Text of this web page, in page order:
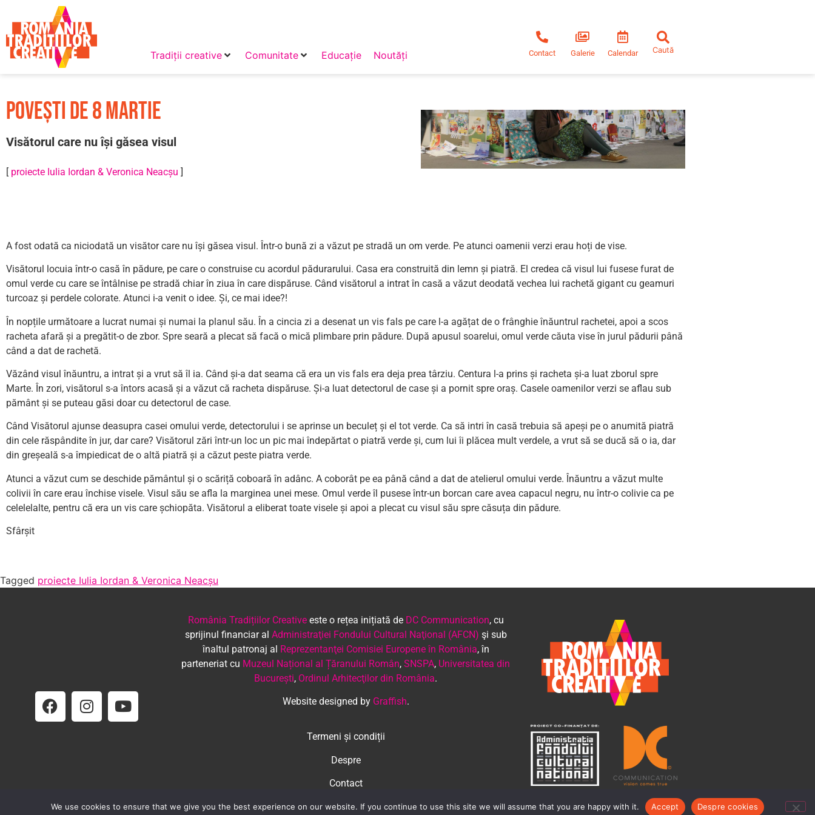
Tradiții creative Comunitate Educație Noutăți Contact Galerie Calendar
Povești de 8 martie
Visătorul care nu își găsea visul
[ proiecte Iulia Iordan & Veronica Neacșu ]
A fost odată ca niciodată un visător care nu își găsea visul. Într-o bună zi a văzut pe stradă un om verde. Pe atunci oamenii verzi erau hoți de vise.
Visătorul locuia într-o casă în pădure, pe care o construise cu acordul pădurarului. Casa era construită din lemn și piatră. El credea că visul lui fusese furat de
omul verde cu care se întâlnise pe stradă chiar în ziua în care dispăruse. Când visătorul a intrat în casă a văzut deodată vechea lui rachetă gigant cu geamuri
turcoaz și perdele colorate. Atunci i-a venit o idee. Și, ce mai idee?!
În nopțile următoare a lucrat numai și numai la planul său. În a cincia zi a desenat un vis fals pe care l-a agățat de o frânghie înăuntrul rachetei, apoi a scos
racheta afară și a pregătit-o de zbor. Spre seară a plecat să facă o mică plimbare prin pădure. După apusul soarelui, omul verde căuta vise în jurul pădurii până
când a dat de rachetă.
Văzând visul înăuntru, a intrat și a vrut să îl ia. Când și-a dat seama că era un vis fals era deja prea târziu. Centura l-a prins și racheta și-a luat zborul spre
Marte. În zori, visătorul s-a întors acasă și a văzut că racheta dispăruse. Și-a luat detectorul de case și a pornit spre oraș. Casele oamenilor verzi se aflau sub
pământ și se puteau găsi doar cu detectorul de case.
Când Visătorul ajunse deasupra casei omului verde, detectorului i se aprinse un beculeț și el tot verde. Ca să intri în casă trebuia să apeși pe o anumită piatră
din cele răspândite în jur, dar care? Visătorul zări într-un loc un pic mai îndepărtat o piatră verde și, cum lui îi plăcea mult verdele, a vrut să se ducă să o ia, dar
din greșeală s-a împiedicat de o altă piatră și a căzut peste piatra verde.
Atunci a văzut cum se deschide pământul și o scăriță coboară în adânc. A coborât pe ea până când a dat de atelierul omului verde. Înăuntru a văzut multe
colivii în care erau închise visele. Visul său se afla la marginea unei mese. Omul verde îl pusese într-un borcan care avea capacul negru, nu într-o colivie ca pe
celelelalte, pentru că era un vis care șchiopăta. Visătorul a eliberat toate visele și apoi a plecat cu visul său spre căsuța din pădure.
Sfârșit
Tagged proiecte Iulia Iordan & Veronica Neacșu
România Tradițiilor Creativeeste o rețea inițiată de DC Communication, cu
sprijinul financiar al Administraţiei Fondului Cultural Naţional (AFCN) şi sub
înaltul patronaj al Reprezentanţei Comisiei Europene în România, în
parteneriat cu Muzeul Național al Țăranului Român, SNSPA, Universitatea din
București, Ordinul Arhitecţilor din România.
Website designed by Graffish.
Termeni și condiții
Despre
Contact
We use cookies to ensure that we give you the best experience on our website. If you continue to use this site we will assume that you are happy with it. Accept Despre cookies